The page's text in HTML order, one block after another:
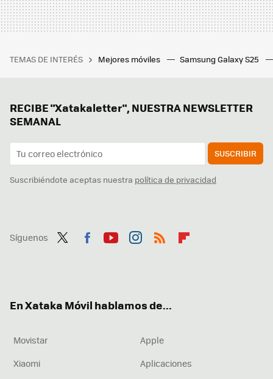
TEMAS DE INTERÉS Mejores móviles Samsung Galaxy S25
RECIBE "Xatakaletter", NUESTRA NEWSLETTER
SEMANAL
SUSCRIBIR
Suscribiéndote aceptas nuestra política de privacidad
Síguenos
En Xataka Móvil hablamos de...
Movistar
Apple
Xiaomi
Aplicaciones